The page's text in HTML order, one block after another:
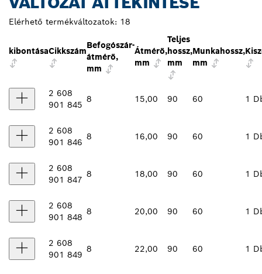
Elérhető termékváltozatok: 18
kibontásaCikkszám
Befogószár-
átmérő,
mm
Átmérő,
mm
Teljes
hossz,
mm
Munkahossz,
mm
2 608
901 845
8 15,00 90 60 1
2 608
901 846
8 16,00 90 60 1
2 608
901 847
8 18,00 90 60 1
2 608
901 848
8 20,00 90 60 1
2 608
901 849
8 22,00 90 60 1